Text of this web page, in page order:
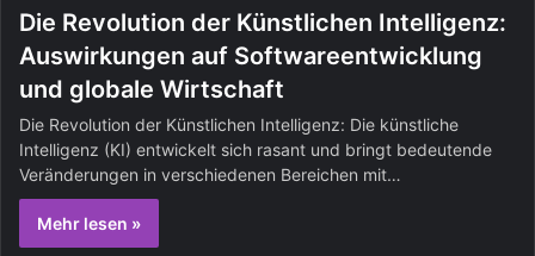
Die Revolution der Künstlichen Intelligenz:
Auswirkungen auf Softwareentwicklung
und globale Wirtschaft
Die Revolution der Künstlichen Intelligenz: Die künstliche
Intelligenz (KI) entwickelt sich rasant und bringt bedeutende
Veränderungen in verschiedenen Bereichen mit…
Mehr lesen »